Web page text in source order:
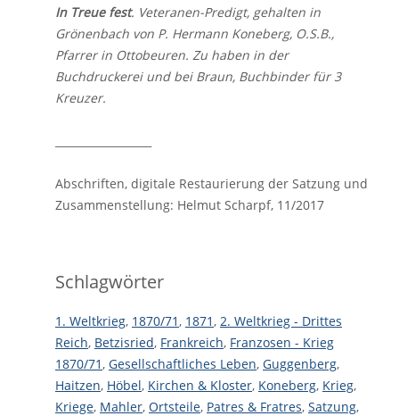
In Treue fest. Veteranen-Predigt, gehalten in
Grönenbach von P. Hermann Koneberg, O.S.B.,
Pfarrer in Ottobeuren. Zu haben in der
Buchdruckerei und bei Braun, Buchbinder für 3
Kreuzer.
Abschriften, digitale Restaurierung der Satzung und
Zusammenstellung: Helmut Scharpf, 11/2017
Schlagwörter
1. Weltkrieg, 1870/71, 1871, 2. Weltkrieg - Drittes
Reich, Betzisried, Frankreich, Franzosen - Krieg
1870/71, Gesellschaftliches Leben, Guggenberg,
Haitzen, Höbel, Kirchen & Kloster, Koneberg, Krieg,
Kriege, Mahler, Ortsteile, Patres & Fratres, Satzung,